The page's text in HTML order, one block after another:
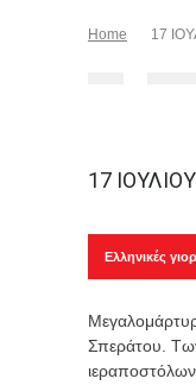
Home 17
17
Ελληνικές
Σπεράτου.